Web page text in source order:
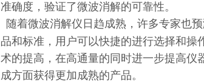
准确度，验证了微波消解的可靠性。
随着微波消解仪日趋成熟，许多专家也
品和标准，用户可以快捷的进行选择和
术的提高，在高通量的同时进一步提高仪
成方面获得更加成熟的产品。